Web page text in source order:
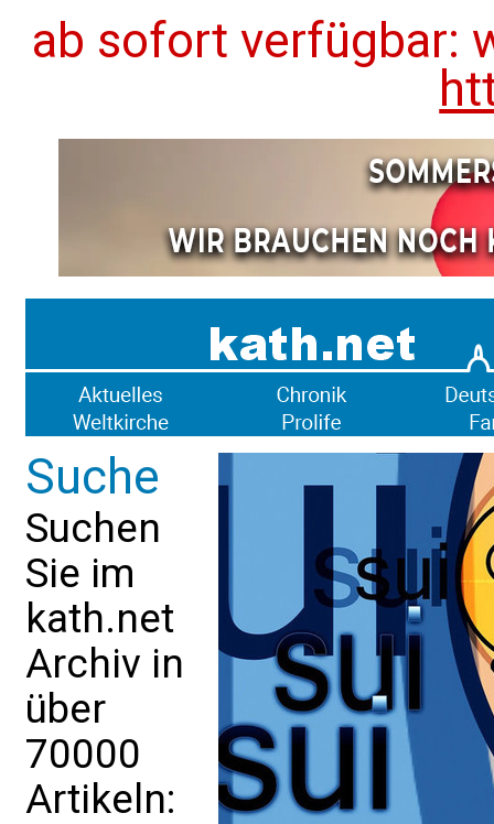
ab sofort verfügbar:
Suche
Suchen
Sie im
kath.net
Archiv in
über
70000
Artikeln: